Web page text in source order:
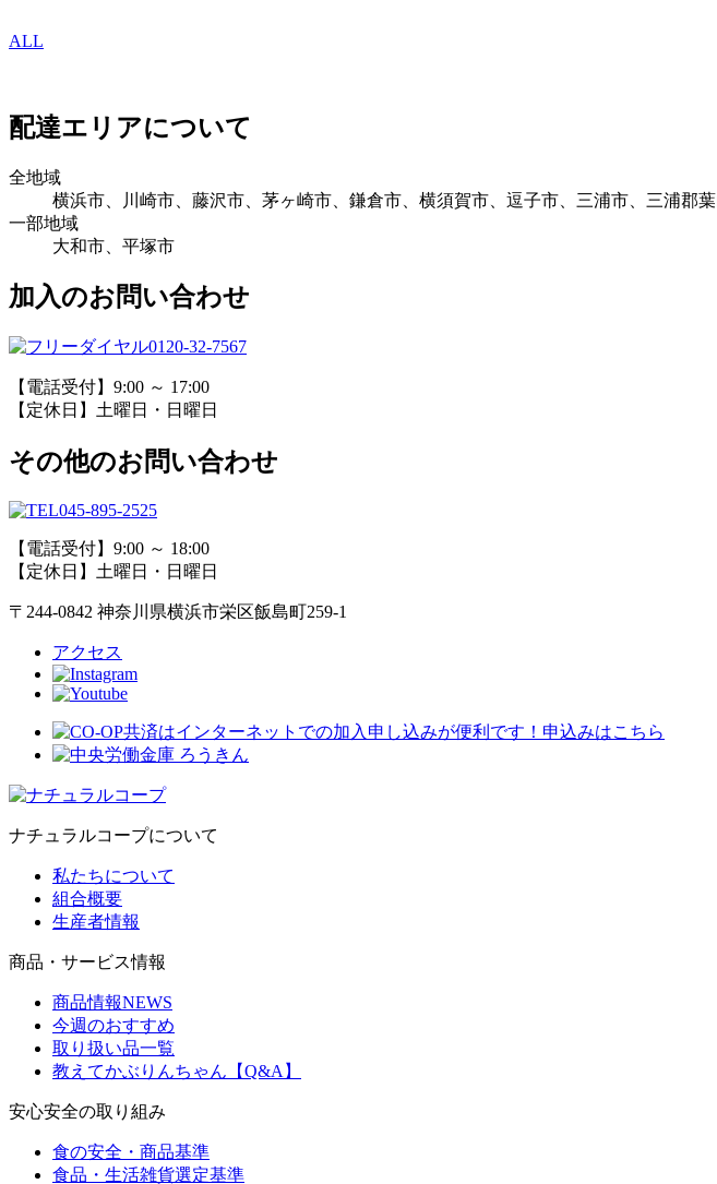
ALL
配達エリアについて
全地域
横浜市、川崎市、藤沢市、茅ヶ崎市、鎌倉市、横須賀市、逗子市、三浦市、三浦郡
一部地域
大和市、平塚市
加入のお問い合わせ
0120-32-7567
【電話受付】9:00 ～ 17:00
【定休日】土曜日・日曜日
その他のお問い合わせ
045-895-2525
【電話受付】9:00 ～ 18:00
【定休日】土曜日・日曜日
〒244-0842 神奈川県横浜市栄区飯島町259-1
アクセス
ナチュラルコープについて
私たちについて
組合概要
生産者情報
商品・サービス情報
商品情報NEWS
今週のおすすめ
取り扱い品一覧
教えてかぶりんちゃん【Q&A】
安心安全の取り組み
食の安全・商品基準
食品・生活雑貨選定基準